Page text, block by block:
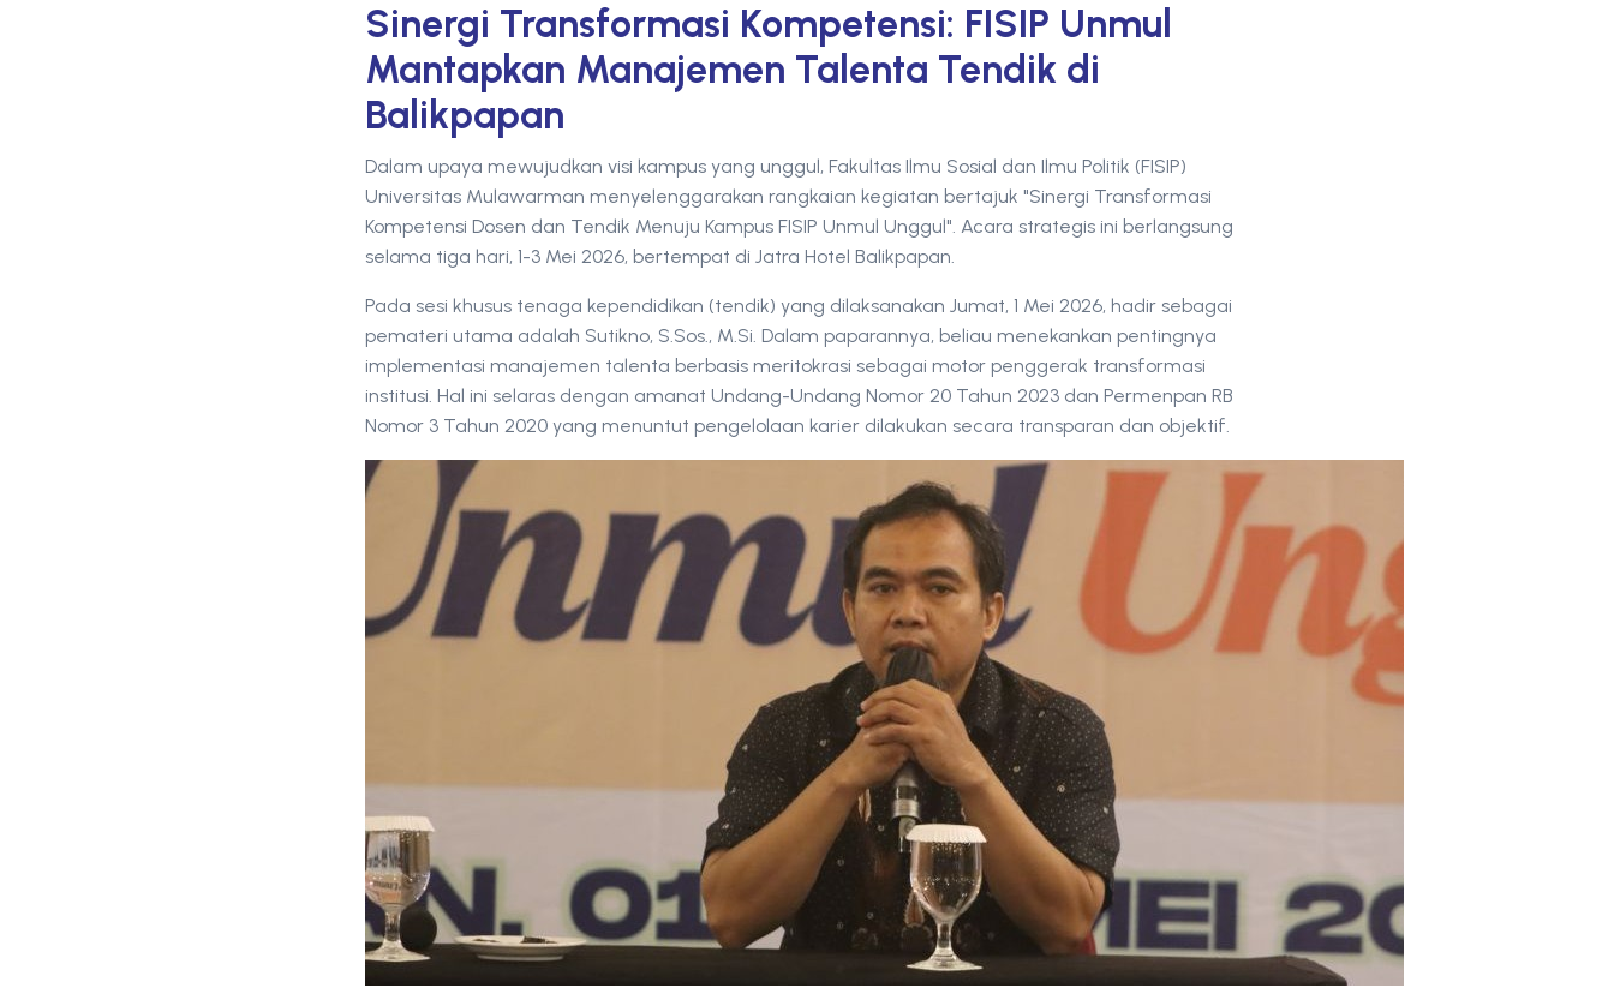
Sinergi Transformasi Kompetensi: FISIP Unmul
Mantapkan Manajemen Talenta Tendik di
Balikpapan
Dalam upaya mewujudkan visi kampus yang unggul, Fakultas Ilmu Sosial dan Ilmu Politik (FISIP)
Universitas Mulawarman menyelenggarakan rangkaian kegiatan bertajuk "Sinergi Transformasi
Kompetensi Dosen dan Tendik Menuju Kampus FISIP Unmul Unggul". Acara strategis ini berlangsung
selama tiga hari, 1-3 Mei 2026, bertempat di Jatra Hotel Balikpapan.
Pada sesi khusus tenaga kependidikan (tendik) yang dilaksanakan Jumat, 1 Mei 2026, hadir sebagai
pemateri utama adalah Sutikno, S.Sos., M.Si. Dalam paparannya, beliau menekankan pentingnya
implementasi manajemen talenta berbasis meritokrasi sebagai motor penggerak transformasi
institusi. Hal ini selaras dengan amanat Undang-Undang Nomor 20 Tahun 2023 dan Permenpan RB
Nomor 3 Tahun 2020 yang menuntut pengelolaan karier dilakukan secara transparan dan objektif.